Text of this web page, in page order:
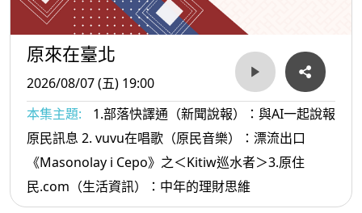
原來在臺北
2026/08/07 (五) 19:00
本集主題:
1.部落快譯通（新聞說報）：與AI一起說報
原民訊息 2. vuvu在唱歌（原民音樂）：漂流出口
《Masonolay i Cepo》之＜Kitiw巡水者＞3.原住
民.com（生活資訊）：中年的理財思維